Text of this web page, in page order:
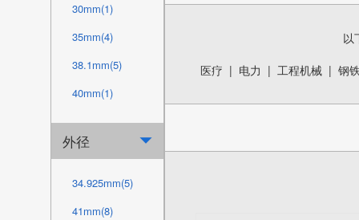
30mm(1)
35mm(4)
38.1mm(5)
40mm(1)
44.45mm(5)
45mm(1)
50mm(12)
50.8mm(10)
外径 
34.925mm(5)
41mm(8)
以
医疗 | 电力 |工程机械 |钢